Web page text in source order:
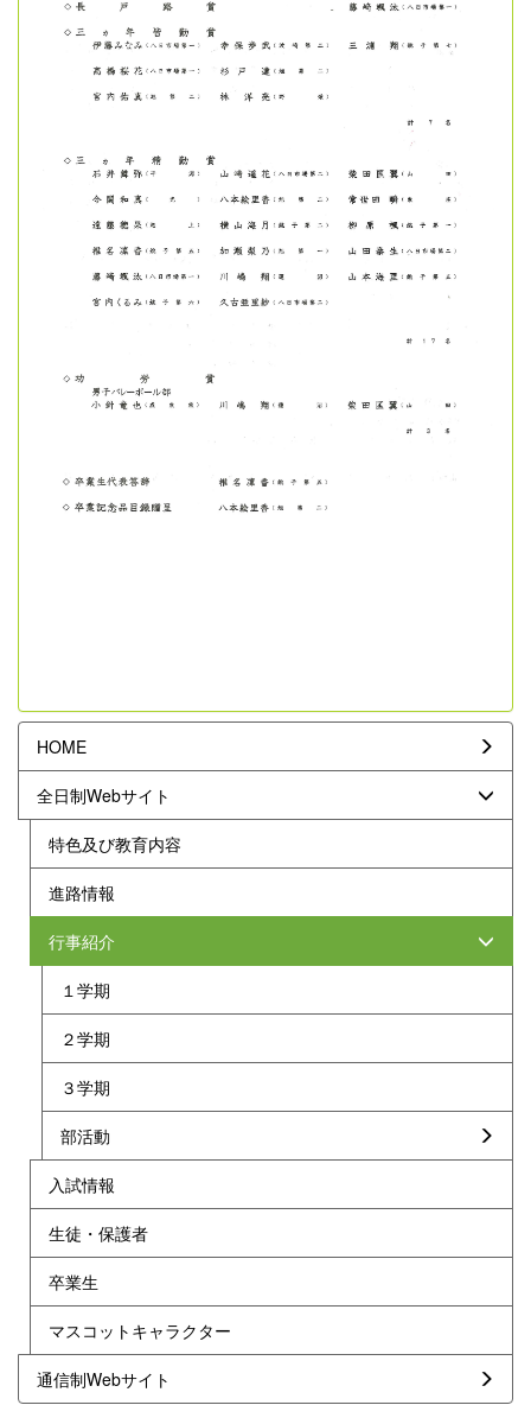
HOME
全日制Webサイト
特色及び教育内容
進路情報
行事紹介
１学期
２学期
３学期
部活動
入試情報
生徒・保護者
卒業生
マスコットキャラクター
通信制Webサイト